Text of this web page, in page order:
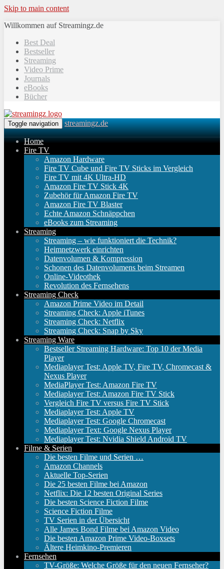
Skip to main content
Willkommen auf Streamingz.de
Best Deal
Bestseller
Streaming
Video Prime
Journals
eBooks
Bücher
Toggle navigation streamingz.de
Home
Fire TV
Amazon Hardware
Fire TV Cube und Fire TV Sticks im Vergleich
Fire TV mit 4K Ultra-HD
Amazon Fire TV Stick 4K
Zubehör für Amazon Fire TV
Amazon Fire TV Blaster
Echte Amazon Schnäppchen
eBooks zum Streaming
Streaming
Streaming – wie funktioniert die Technik?
Heimnetzwerk einrichten
Datenvolumen & Kompression
Schonen des Datenvolumens beim Streamen
Online-Videothek
Revolution des Fernsehens
Streaming Check
Amazon Prime Video im Detail
Streaming Check: Apple iTunes
Streaming Check: Netflix
Streaming Check: Snap by Sky
Streaming Ware
Bestseller Streaming Hardware: Top 10 der Media
Player
Mediaplayer Test: Apple TV, Fire TV, Chromecast &
Nexus Player
MediaPlayer Test: Amazon Fire TV
Mediaplayer Test: Amazon Fire TV Stick
Vergleich Fire TV versus Fire TV Stick
Mediaplayer Test: Apple TV
Mediaplayer Test: Google Chromecast
Mediaplayer Text: Google Nexus Player
Mediaplayer Test: Nvidia Shield Android TV
Filme & Serien
Die besten Filme und Serien …
Amazon Channels
Aktuelle Top-Serien
Die 25 besten Filme bei Amazon
Netflix: Die 12 besten Original Series
Die besten Science Fiction Filme
Science Fiction Filme
TV Serien in der Übersicht
Alle James Bond Filme bei Amazon Video
Die besten Amazon Prime Video-Boxsets
Ältere Heimkino-Premieren
Fernsehen
TV-Größe: Welche Größe für den neuen Fernseher?